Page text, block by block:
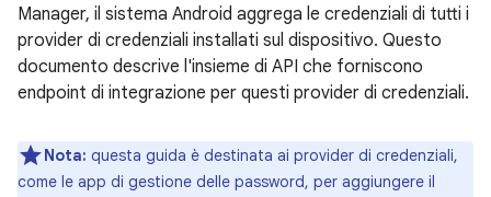
Manager, il sistema Android aggrega le credenziali di tutti i
provider di credenziali installati sul dispositivo. Questo
documento descrive l'insieme di API che forniscono
endpoint di integrazione per questi provider di credenziali.
Nota: questa guida è destinata ai provider di credenziali,
come le app di gestione delle password, per aggiungere il